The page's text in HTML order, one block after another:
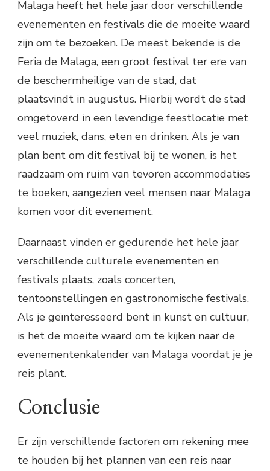
Malaga heeft het hele jaar door verschillende
evenementen en festivals die de moeite waard
zijn om te bezoeken. De meest bekende is de
Feria de Malaga, een groot festival ter ere van
de beschermheilige van de stad, dat
plaatsvindt in augustus. Hierbij wordt de stad
omgetoverd in een levendige feestlocatie met
veel muziek, dans, eten en drinken. Als je van
plan bent om dit festival bij te wonen, is het
raadzaam om ruim van tevoren accommodaties
te boeken, aangezien veel mensen naar Malaga
komen voor dit evenement.
Daarnaast vinden er gedurende het hele jaar
verschillende culturele evenementen en
festivals plaats, zoals concerten,
tentoonstellingen en gastronomische festivals.
Als je geïnteresseerd bent in kunst en cultuur,
is het de moeite waard om te kijken naar de
evenementenkalender van Malaga voordat je je
reis plant.
Conclusie
Er zijn verschillende factoren om rekening mee
te houden bij het plannen van een reis naar